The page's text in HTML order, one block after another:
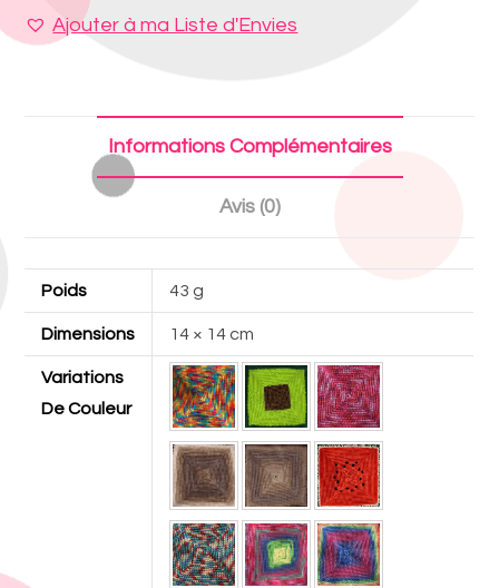
Ajouter à ma Liste d'Envies
Informations Complémentaires
Avis (0)
Poids 43 g
Dimensions 14 × 14 cm
Variations
De Couleur